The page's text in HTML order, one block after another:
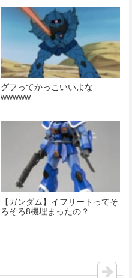
グフってかっこいいよな
wwwww
【ガンダム】イフリートってそ
ろそろ8機埋まったの？